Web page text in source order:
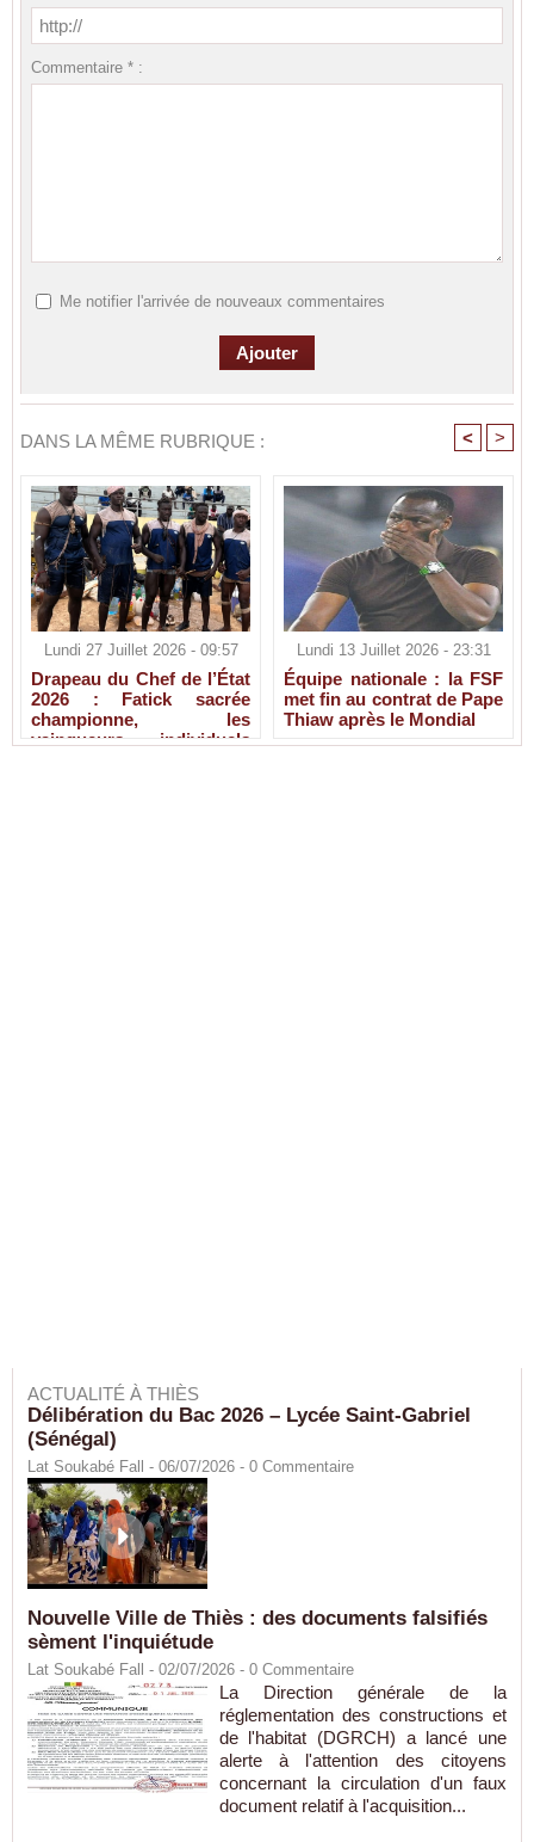
Commentaire * :
Me notifier l'arrivée de nouveaux commentaires
DANS LA MÊME RUBRIQUE : < >
Lundi 27 Juillet 2026 - 09:57
Drapeau du Chef de l’État
2026 : Fatick sacrée
championne, les
vainqueurs individuels
Lundi 13 Juillet 2026 - 23:31
Équipe nationale : la FSF
met fin au contrat de Pape
Thiaw après le Mondial
ACTUALITÉ À THIÈS
Délibération du Bac 2026 – Lycée Saint-Gabriel
(Sénégal)
Lat Soukabé Fall - 06/07/2026 - 0 Commentaire
Nouvelle Ville de Thiès : des documents falsifiés
sèment l'inquiétude
Lat Soukabé Fall - 02/07/2026 - 0 Commentaire
La Direction générale de la
réglementation des constructions et
de l'habitat (DGRCH) a lancé une
alerte à l'attention des citoyens
concernant la circulation d'un faux
document relatif à l'acquisition...